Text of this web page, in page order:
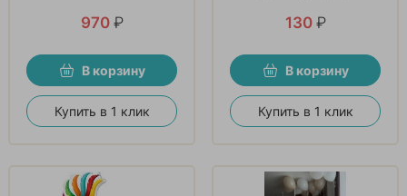
970 ₽
В корзину
Купить в 1 клик
130 ₽
В корзину
Купить в 1 клик